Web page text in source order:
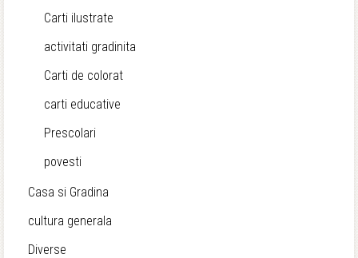
Carti ilustrate
activitati gradinita
Carti de colorat
carti educative
Prescolari
povesti
Casa si Gradina
cultura generala
Diverse